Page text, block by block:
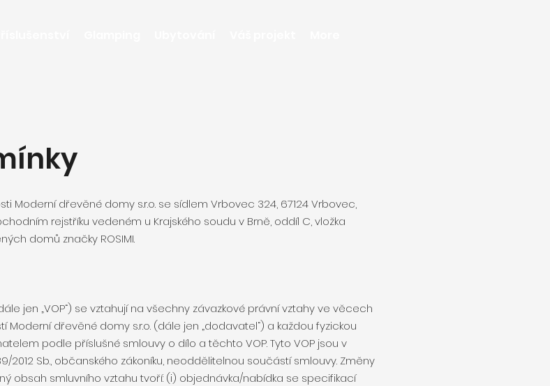
dřevěné domy s.r.o. se sídlem Vrbovec 324, 67124 Vrbovec,
rejstříku vedeném u Krajského soudu v Brně, oddíl C, vložka
domů značky ROSIMI.
jen „VOP“) se vztahují na všechny závazkové právní vztahy ve věcech
dřevěné domy s.r.o. (dále jen „dodavatel“) a každou fyzickou
podle příslušné smlouvy o dílo a těchto VOP. Tyto VOP jsou v
2012 Sb., občanského zákoníku, neoddělitelnou součástí smlouvy. Změny
obsah smluvního vztahu tvoří: (i) objednávka/nabídka se specifikací